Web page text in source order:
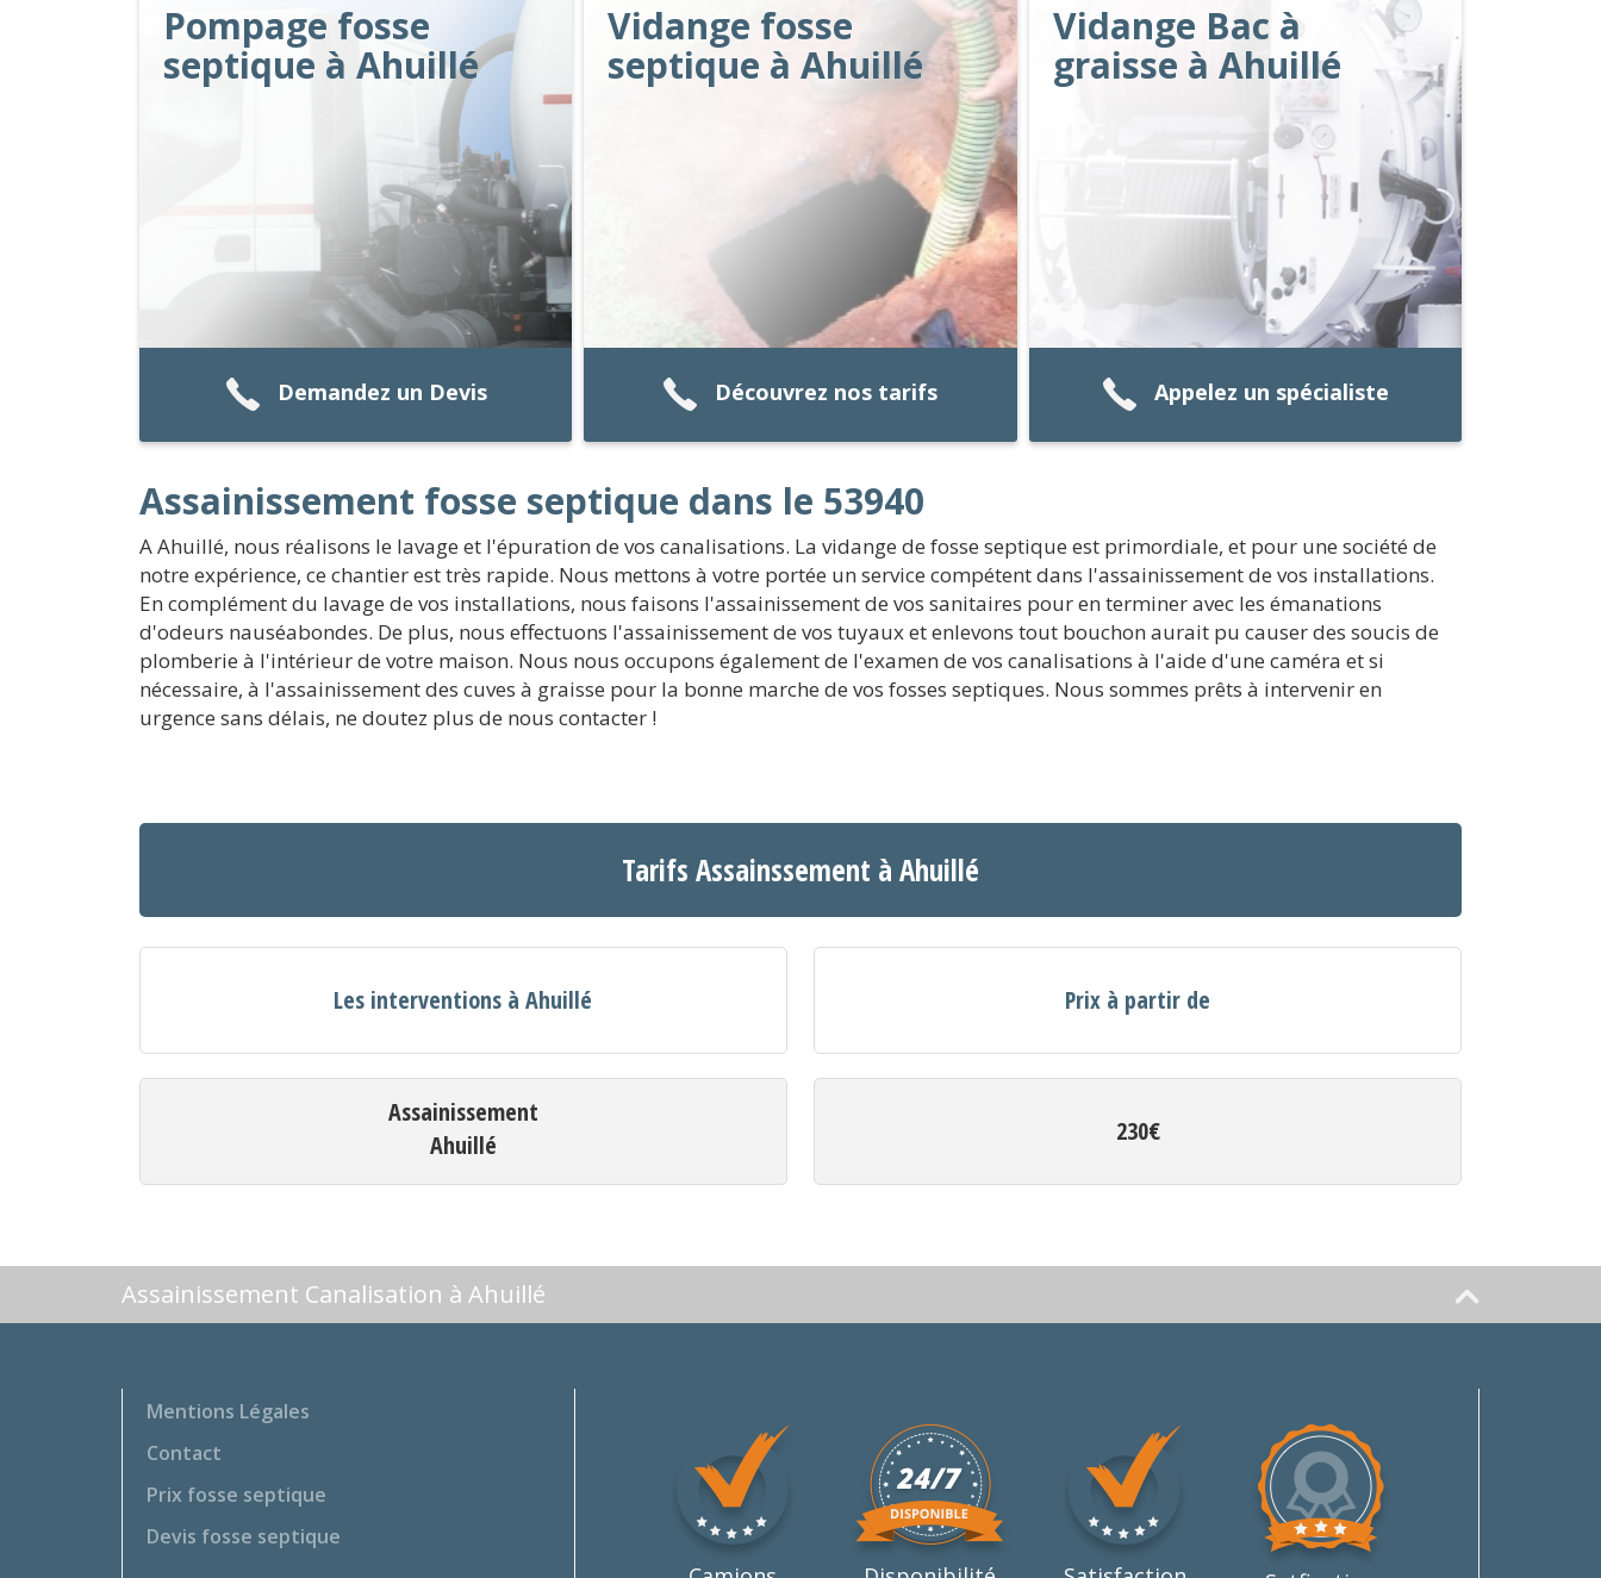
Pompage fosse
septique à Ahuillé
Demandez un Devis
Vidange fosse
septique à Ahuillé
Découvrez nos tarifs
Vidange Bac à
graisse à Ahuillé
Appelez un spécialiste
Assainissement fosse septique dans le 53940
A Ahuillé, nous réalisons le lavage et l'épuration de vos canalisations. La vidange de fosse septique est primordiale, et pour une société de
notre expérience, ce chantier est très rapide. Nous mettons à votre portée un service compétent dans l'assainissement de vos installations.
En complément du lavage de vos installations, nous faisons l'assainissement de vos sanitaires pour en terminer avec les émanations
d'odeurs nauséabondes. De plus, nous effectuons l'assainissement de vos tuyaux et enlevons tout bouchon aurait pu causer des soucis de
plomberie à l'intérieur de votre maison. Nous nous occupons également de l'examen de vos canalisations à l'aide d'une caméra et si
nécessaire, à l'assainissement des cuves à graisse pour la bonne marche de vos fosses septiques. Nous sommes prêts à intervenir en
urgence sans délais, ne doutez plus de nous contacter !
Tarifs Assainssement à Ahuillé
Les interventions à Ahuillé Prix à partir de
Assainissement
Ahuillé
230€
Assainissement Canalisation à Ahuillé
Mentions Légales
Contact
Prix fosse septique
Devis fosse septique